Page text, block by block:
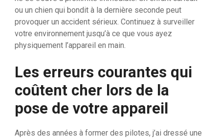
ou un chien qui bondit à la dernière seconde peut
provoquer un accident sérieux. Continuez à surveiller
votre environnement jusqu’à ce que vous ayez
physiquement l’appareil en main.
Les erreurs courantes qui
coûtent cher lors de la
pose de votre appareil
Après des années à former des pilotes, j’ai dressé une